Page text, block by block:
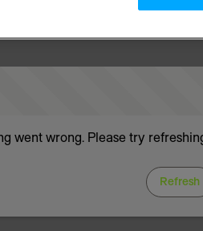
went wrong. Please try
Refresh